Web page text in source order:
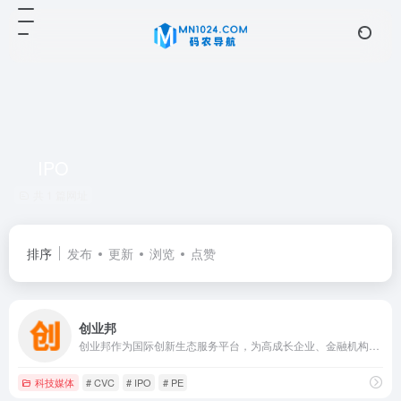
排序 发布 更新 浏览 点赞
创业邦
科技媒体 # CVC # IPO # PE